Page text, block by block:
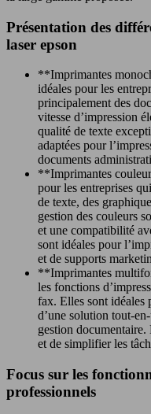
Présentation des
laser epson
**Imprimantes
idéales pour les
principalement des
vitesse d’impression
qualité de texte
adaptées pour
documents
**Imprimantes
pour les entreprises
de texte, des
gestion des couleurs
et une compatibilité
sont idéales pour
et de supports
**Imprimantes
les fonctions
fax. Elles sont idéales
d’une solution tout-
gestion documentaire.
et de simplifier les
Focus sur les
professionnels